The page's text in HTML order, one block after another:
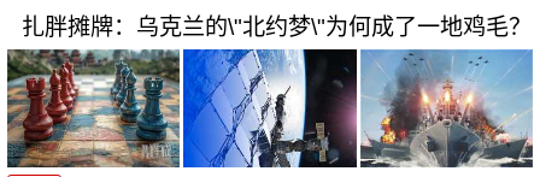
扎胖摊牌：乌克兰的\"北约梦\"为何成了一地鸡毛？